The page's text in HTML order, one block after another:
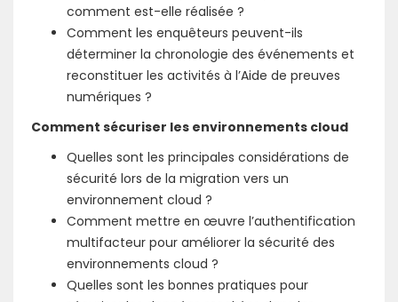
comment est-elle réalisée ?
Comment les enquêteurs peuvent-ils
déterminer la chronologie des événements et
reconstituer les activités à l’Aide de preuves
numériques ?
Comment sécuriser les environnements cloud
Quelles sont les principales considérations de
sécurité lors de la migration vers un
environnement cloud ?
Comment mettre en œuvre l’authentification
multifacteur pour améliorer la sécurité des
environnements cloud ?
Quelles sont les bonnes pratiques pour